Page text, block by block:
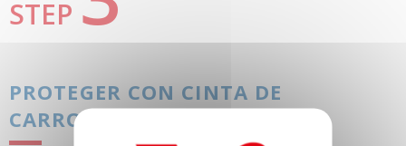
STEP
PROTEGER CON CINTA DE
CARROCERO